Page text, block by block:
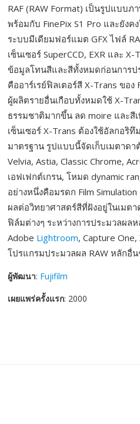
RAF (RAW Format) เป็นรูปแบบภ
พร้อมกับ FinePix S1 Pro และยัง
ระบบมีเดียมฟอร์แมต GFX ไฟล์
เซ็นเซอร์ SuperCCD, EXR และ
ข้อมูลโทนสีและสีทั้งหมดก่อนการป
คืออาร์เรย์ฟิลเตอร์สี X-Trans ขอ
ผู้ผลิตรายอื่นเกือบทั้งหมดใช้ X-
ธรรมชาติมากขึ้น ลด moire และสี
เซ็นเซอร์ X-Trans ต้องใช้อัลกอริ
มาตรฐาน รูปแบบนี้จัดเก็บเมตาดา
Velvia, Astia, Classic Chrome,
เอฟเฟกต์เกรน, โหมด dynamic
อย่างหนึ่งคือมรดก Film
ผลต่อวิทยาศาสตร์สีที่ฝังอยู่ในเมตา
ฟิล์มต่างๆ ระหว่างการประมวลผ
Adobe Lightroom, Capture One,
โปรแกรมประมวลผล RAW หลักอื่น
ผู้พัฒนา: Fujifilm
เผยแพร่ครั้งแรก: 2000